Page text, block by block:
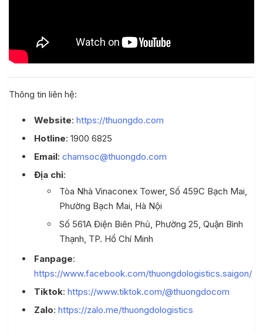
Thông tin liên hệ:
Website: https://thuongdo.com
Hotline: 1900 6825
Email: chamsoc@thuongdo.com
Địa chỉ:
Tòa Nhà Vinaconex Tower, Số 459C Bạch Mai,
Phường Bạch Mai, Hà Nội
Số 561A Điện Biên Phủ, Phường 25, Quận Bình
Thạnh, TP. Hồ Chí Minh
Fanpage:
https://www.facebook.com/thuongdologistics.saigon/
Tiktok: https://www.tiktok.com/@thuongdocom
Zalo: https://zalo.me/thuongdologistics